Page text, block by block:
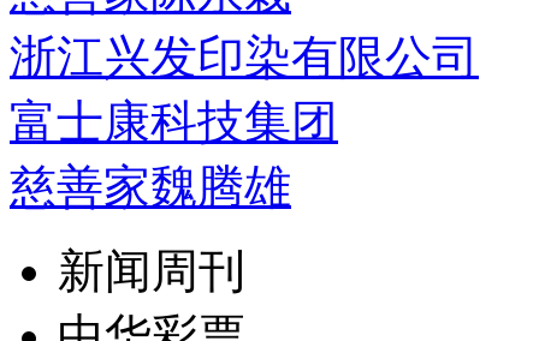
浙江兴发印染有限公司
富士康科技集团
慈善家魏腾雄
新闻周刊